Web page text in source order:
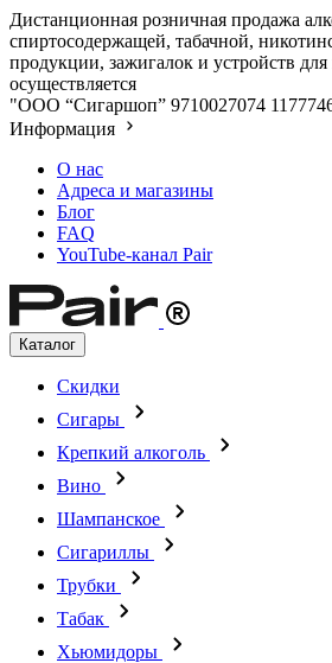
Дистанционная розничная продажа
спиртосодержащей, табачной,
продукции, зажигалок и устройств для
осуществляется
"ООО “Сигаршоп” 9710027074
Информация
О нас
Адреса и магазины
Блог
FAQ
YouTube-канал Pair
Каталог
Скидки
Сигары
Крепкий алкоголь
Вино
Шампанское
Сигариллы
Трубки
Табак
Хьюмидоры